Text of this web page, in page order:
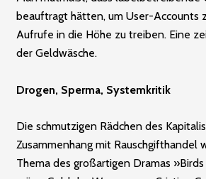
beauftragt hätten, um User-Accounts
Aufrufe in die Höhe zu treiben. Eine
der Geldwäsche.
Drogen, Sperma, Systemkritik
Die schmutzigen Rädchen des
Zusammenhang mit Rauschgifthandel
Thema des großartigen Dramas